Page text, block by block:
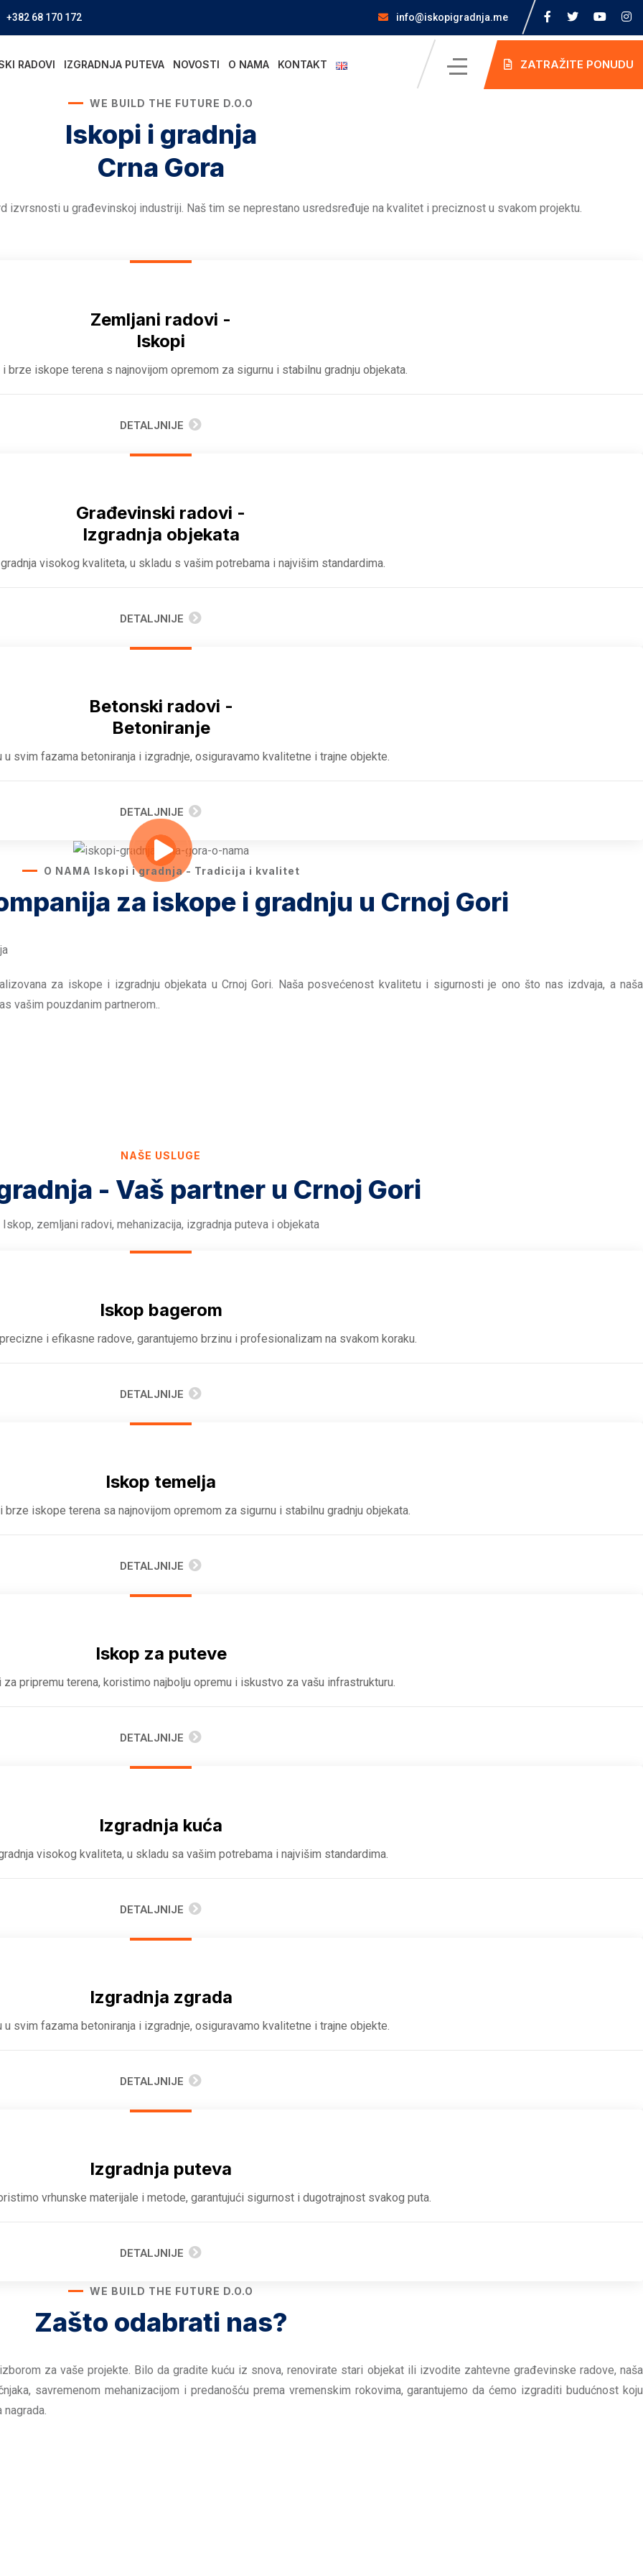
+382 68 170 172 info@iskopigradnja.me
RADOVI IZGRADNJA PUTEVA NOVOSTI O NAMA KONTAKT ZATRAŽITE PONUDU
WE BUILD THE FUTURE D.O.O
Iskopi i gradnja
Crna Gora
izvrsnosti u građevinskoj industriji. Naš tim se neprestano usredsređuje na kvalitet i preciznost u svakom projektu.
Zemljani radovi -
Iskopi
brze iskope terena s najnovijom opremom za sigurnu i stabilnu gradnju objekata.
DETALJNIJE
Građevinski radovi -
Izgradnja objekata
visokog kvaliteta, u skladu s vašim potrebama i najvišim standardima.
DETALJNIJE
Betonski radovi -
Betoniranje
u svim fazama betoniranja i izgradnje, osiguravamo kvalitetne i trajne objekte.
DETALJNIJE
O NAMA Iskopi i gradnja - Tradicija i kvalitet
za iskope i gradnju u Crnoj Gori
za iskope i izgradnju objekata u Crnoj Gori. Naša posvećenost kvalitetu i sigurnosti je ono što nas izdvaja, a naša
vašim pouzdanim partnerom..
NAŠE USLUGE
- Vaš partner u Crnoj Gori
Iskop, zemljani radovi, mehanizacija, izgradnja puteva i objekata
Iskop bagerom
i efikasne radove, garantujemo brzinu i profesionalizam na svakom koraku.
DETALJNIJE
Iskop temelja
brze iskope terena sa najnovijom opremom za sigurnu i stabilnu gradnju objekata.
DETALJNIJE
Iskop za puteve
pripremu terena, koristimo najbolju opremu i iskustvo za vašu infrastrukturu.
DETALJNIJE
Izgradnja kuća
visokog kvaliteta, u skladu sa vašim potrebama i najvišim standardima.
DETALJNIJE
Izgradnja zgrada
u svim fazama betoniranja i izgradnje, osiguravamo kvalitetne i trajne objekte.
DETALJNIJE
Izgradnja puteva
vrhunske materijale i metode, garantujući sigurnost i dugotrajnost svakog puta.
DETALJNIJE
WE BUILD THE FUTURE D.O.O
Zašto odabrati nas?
za vaše projekte. Bilo da gradite kuću iz snova, renovirate stari objekat ili izvodite zahtevne građevinske radove, naša
savremenom mehanizacijom i predanošću prema vremenskim rokovima, garantujemo da ćemo izgraditi budućnost koju